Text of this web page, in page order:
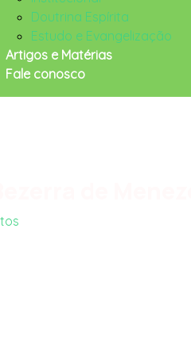
Doutrina Espírita
Estudo e Evangelização
Artigos e Matérias
Fale conosco